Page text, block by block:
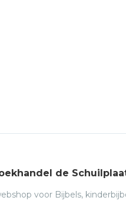
de
voor Bijbels,